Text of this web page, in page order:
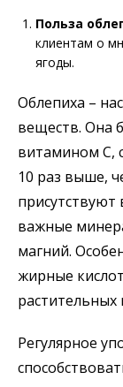
Польза
клиентам о
ягоды.
Облепиха –
веществ. Она
витамином C,
10 раз выше,
присутствуют
важные
магний.
жирные
растительных
Регулярное